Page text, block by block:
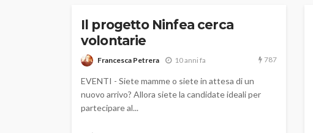
Il progetto Ninfea cerca
volontarie
Francesca Petrera 10 anni fa 787
EVENTI - Siete mamme o siete in attesa di un
nuovo arrivo? Allora siete la candidate ideali per
partecipare al...